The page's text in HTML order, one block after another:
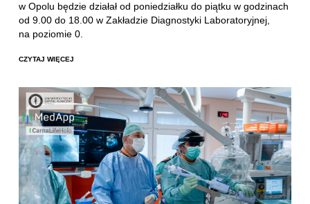
w Opolu będzie działał od poniedziałku do piątku w godzinach
od 9.00 do 18.00 w Zakładzie Diagnostyki Laboratoryjnej,
na poziomie 0.
CZYTAJ WIĘCEJ